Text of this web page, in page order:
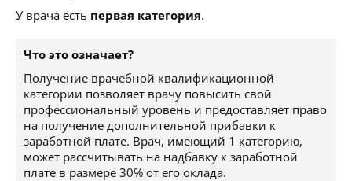
У врача есть первая категория.
Что это означает?
Получение врачебной квалификационной
категории позволяет врачу повысить свой
профессиональный уровень и предоставляет право
на получение дополнительной прибавки к
заработной плате. Врач, имеющий 1 категорию,
может рассчитывать на надбавку к заработной
плате в размере 30% от его оклада.